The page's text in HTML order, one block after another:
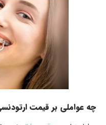
چه عواملی بر قیمت